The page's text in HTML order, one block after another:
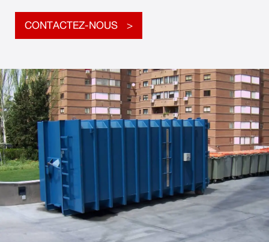
CONTACTEZ-NOUS